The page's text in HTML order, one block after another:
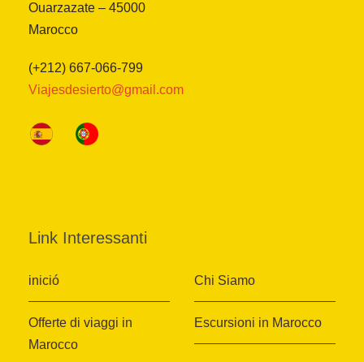
Ouarzazate – 45000
Marocco
(+212) 667-066-799
Viajesdesierto@gmail.com
Link Interessanti
inició Chi Siamo
Offerte di viaggi in
Marocco
Escursioni in Marocco